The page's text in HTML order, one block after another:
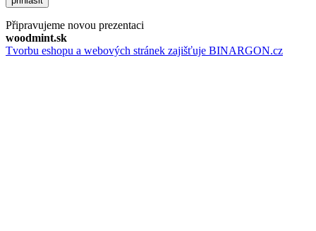
Připravujeme novou prezentaci
woodmint.sk
Tvorbu eshopu a webových stránek zajišťuje BINARGON.cz